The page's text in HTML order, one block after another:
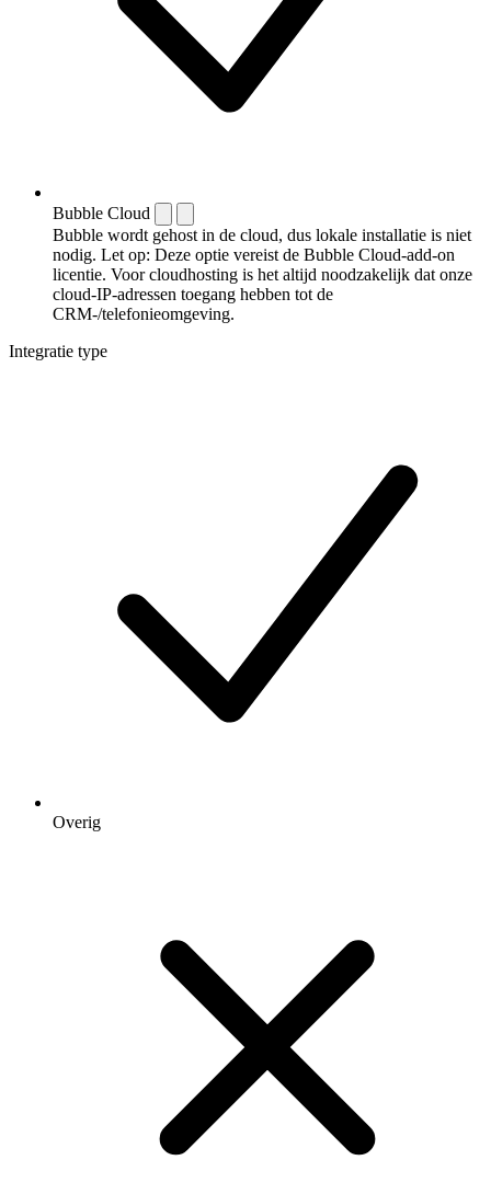
Bubble Cloud
Bubble wordt gehost in de cloud, dus lokale installatie is niet
nodig. Let op: Deze optie vereist de Bubble Cloud-add-on
licentie. Voor cloudhosting is het altijd noodzakelijk dat onze
cloud-IP-adressen toegang hebben tot de
CRM-/telefonieomgeving.
Integratie type
Overig